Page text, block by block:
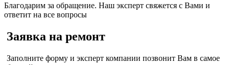
Благодарим за обращение. Наш эксперт свяжется с Вами и
ответит на все вопросы
Заявка на ремонт
Заполните форму и эксперт компании позвонит Вам в самое